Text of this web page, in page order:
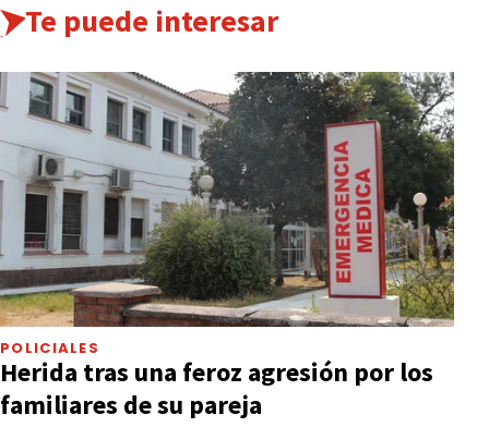
Te puede interesar
POLICIALES
Herida tras una feroz agresión por los
familiares de su pareja